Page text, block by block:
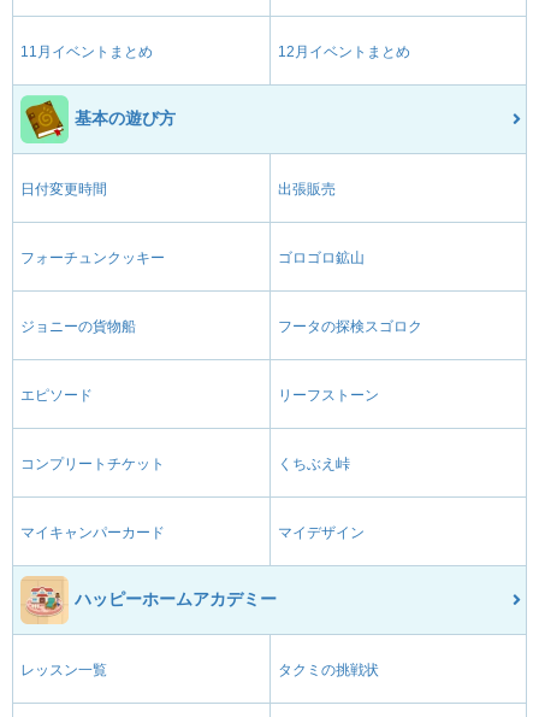
11月イベントまとめ 12月イベントまとめ
基本の遊び方
日付変更時間 出張販売
フォーチュンクッキー ゴロゴロ鉱山
ジョニーの貨物船 フータの探検スゴロク
エピソード リーフストーン
コンプリートチケット くちぶえ峠
マイキャンパーカード マイデザイン
ハッピーホームアカデミー
レッスン一覧 タクミの挑戦状